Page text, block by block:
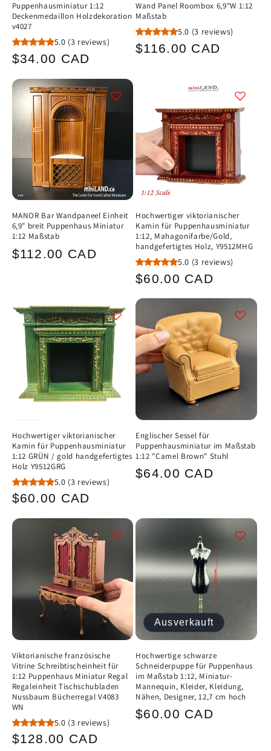
Puppenhausminiatur 1:12
Deckenmedaillon Holzdekoration
v4027
5.0 (3 reviews)
Normaler
$34.00 CAD
Wand Panel Roombox 6,9"W 1:12
Maßstab
5.0 (3 reviews)
Normaler
$116.00 CAD
MANOR Bar Wandpaneel Einheit
6,9" breit Puppenhaus Miniatur
1:12 Maßstab
Normaler
$112.00 CAD
Hochwertiger viktorianischer
Kamin für Puppenhausminiatur
1:12, Mahagonifarbe/Gold,
handgefertigtes Holz, Y9512MHG
5.0 (3 reviews)
Normaler
$60.00 CAD
Hochwertiger viktorianischer
Kamin für Puppenhausminiatur
1:12 GRÜN / gold handgefertigtes
Holz Y9512GRG
5.0 (3 reviews)
Normaler
$60.00 CAD
Englischer Sessel für
Puppenhausminiatur im Maßstab
1:12 "Camel Brown" Stuhl
Normaler
$64.00 CAD
Viktorianische französische
Vitrine Schreibtischeinheit für
1:12 Puppenhaus Miniatur Regal
Regaleinheit Tischschubladen
Nussbaum Bücherregal V4083
WN
5.0 (3 reviews)
Normaler
$128.00 CAD
Ausverkauft
Hochwertige schwarze
Schneiderpuppe für Puppenhaus
im Maßstab 1:12, Miniatur-
Mannequin, Kleider, Kleidung,
Nähen, Designer, 12,7 cm hoch
Normaler
$60.00 CAD